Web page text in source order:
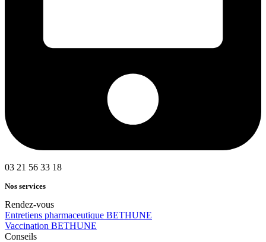
03 21 56 33 18
Nos services
Rendez-vous
Entretiens pharmaceutique BETHUNE
Vaccination BETHUNE
Conseils